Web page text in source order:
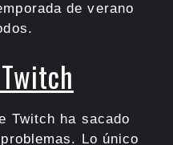
de verano
Twitch ha sacado
Lo único